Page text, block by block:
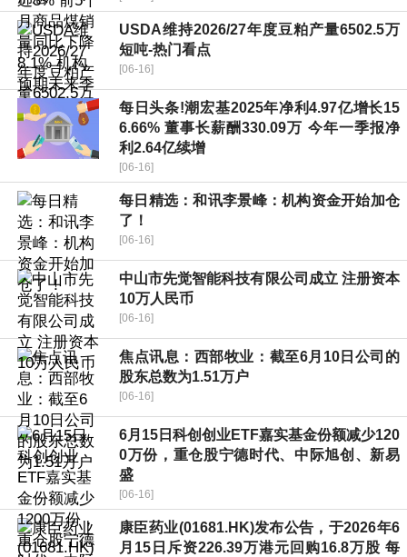
USDA维持2026/27年度豆粕产量6502.5万
短吨-热门看点
[06-16]
每日头条!潮宏基2025年净利4.97亿增长15
6.66% 董事长薪酬330.09万 今年一季报净
利2.64亿续增
[06-16]
每日精选：和讯李景峰：机构资金开始加仓
了！
[06-16]
中山市先觉智能科技有限公司成立 注册资本
10万人民币
[06-16]
焦点讯息：西部牧业：截至6月10日公司的
股东总数为1.51万户
[06-16]
6月15日科创创业ETF嘉实基金份额减少120
0万份，重仓股宁德时代、中际旭创、新易
盛
[06-16]
康臣药业(01681.HK)发布公告，于2026年6
月15日斥资226.39万港元回购16.8万股 每